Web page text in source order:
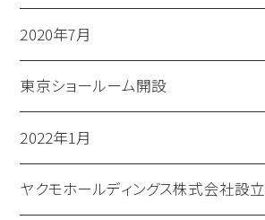
2020年7月
東京ショールーム開設
2022年1月
ヤクモホールディングス株式会社設立